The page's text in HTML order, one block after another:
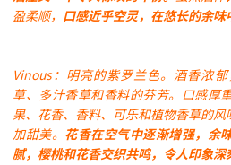
盈柔顺， 口感近乎空灵，在悠长的余味
Vinous：明亮的紫罗兰色。酒香浓
草、多汁香草和香料的芬芳。口感厚
果、花香、香料、可乐和植物香草的
加甜美。 花香在空气中逐渐增强，余
腻，樱桃和花香交织共鸣，令人印象深